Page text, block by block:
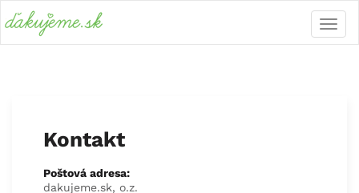
Kontakt
Poštová adresa:
dakujeme.sk, o.z.